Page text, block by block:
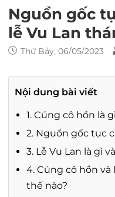
Nguồn gốc
lễ Vu Lan
Thứ Bảy, 06/05/2023
Nội dung bài viết
1. Cúng cô hồn là
2. Nguồn gốc tục
3. Lễ Vu Lan là gì
4. Cúng cô hồn
thế nào?